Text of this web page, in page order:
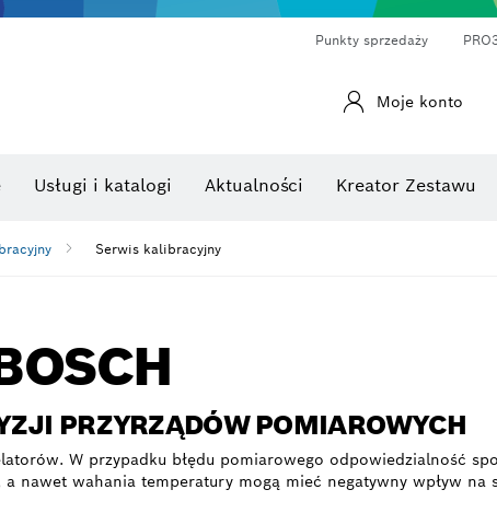
Punkty sprzedaży
Moje konto
Usługi i katalogi Aktualności Kreator Zestawu
Serwis kalibracyjny
PRZYRZĄDÓW POMIAROWYCH
W przypadku błędu pomiarowego odpowiedzialność
nawet wahania temperatury mogą mieć negatywny wpływ na